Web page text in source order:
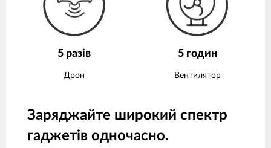
5 разів
Дрон
5 годин
Вентилятор
Заряджайте широкий спектр
гаджетів одночасно.